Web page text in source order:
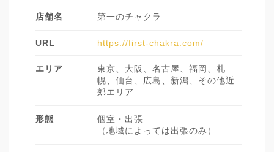
店舗名 第一のチャクラ
URL https://first-chakra.com/
エリア
東京、大阪、名古屋、福岡、札
幌、仙台、広島、新潟、その他近
郊エリア
形態
個室・出張
（地域によっては出張のみ）